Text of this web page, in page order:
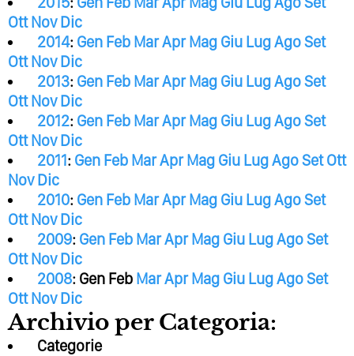
Ott Nov Dic
2014: Gen Feb MarApr Mag Giu LugAgoSet
Ott Nov Dic
2013: Gen Feb MarApr Mag Giu LugAgoSet
Ott Nov Dic
2012: Gen Feb MarApr Mag Giu LugAgoSet
Ott Nov Dic
2011: Gen Feb MarApr Mag Giu LugAgoSet Ott
Nov Dic
2010: Gen Feb MarApr Mag Giu LugAgoSet
Ott Nov Dic
2009: Gen Feb MarApr Mag Giu LugAgoSet
Ott Nov Dic
2008: Gen Feb MarApr Mag Giu LugAgoSet
Ott Nov Dic
Archivio per Categoria:
Categorie